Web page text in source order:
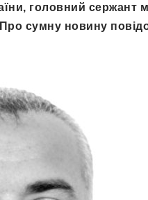
головний сержант
сумну новину